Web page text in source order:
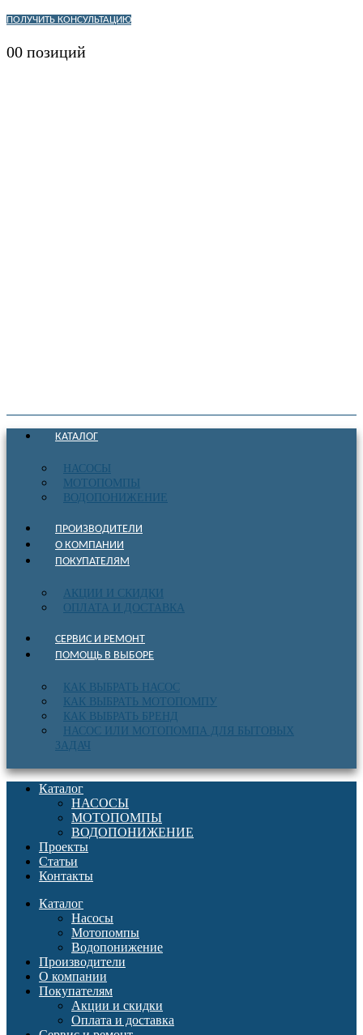
ПОЛУЧИТЬ КОНСУЛЬТАЦИЮ
00 позиций
КАТАЛОГ
НАСОСЫ
МОТОПОМПЫ
ВОДОПОНИЖЕНИЕ
ПРОИЗВОДИТЕЛИ
О КОМПАНИИ
ПОКУПАТЕЛЯМ
АКЦИИ И СКИДКИ
ОПЛАТА И ДОСТАВКА
СЕРВИС И РЕМОНТ
ПОМОЩЬ В ВЫБОРЕ
КАК ВЫБРАТЬ НАСОС
КАК ВЫБРАТЬ МОТОПОМПУ
КАК ВЫБРАТЬ БРЕНД
НАСОС ИЛИ МОТОПОМПА ДЛЯ БЫТОВЫХ
ЗАДАЧ
Каталог
НАСОСЫ
МОТОПОМПЫ
ВОДОПОНИЖЕНИЕ
Проекты
Статьи
Контакты
Каталог
Насосы
Мотопомпы
Водопонижение
Производители
О компании
Покупателям
Акции и скидки
Оплата и доставка